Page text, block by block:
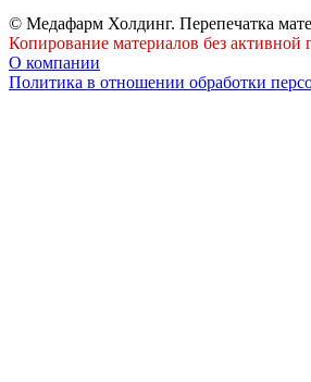
© Медафарм Холдинг. Перепечатка
Копирование материалов без
О компании
Политика в отношении обработки